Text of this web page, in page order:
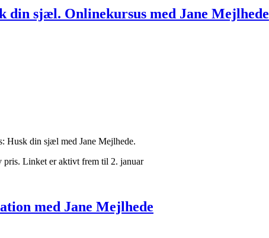
din sjæl. Onlinekursus med Jane Mejlhede
Husk din sjæl med Jane Mejlhede.
pris. Linket er aktivt frem til 2. januar
med Jane Mejlhede